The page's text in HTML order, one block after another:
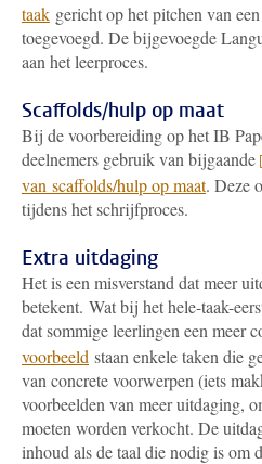
taak gericht op het pitchen van
toegevoegd. De bijgevoegde
aan het leerproces.
Scaffolds/hulp op maat
Bij de voorbereiding op het IB
deelnemers gebruik van bijgaande
van scaffolds/hulp op maat. Deze
tijdens het schrijfproces.
Extra uitdaging
Het is een misverstand dat meer
betekent. Wat bij het hele-taak-
dat sommige leerlingen een meer
voorbeeld staan enkele taken die
van concrete voorwerpen (iets
voorbeelden van meer uitdaging,
moeten worden verkocht. De
inhoud als de taal die nodig is om